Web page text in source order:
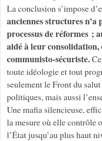
La conclusion s’impose
anciennes structures n’a
processus de réformes ;
aidé à leur
communisto-sécuriste.
toute idéologie et tout
seulement le Front du
politiques, mais aussi
Une mafia silencieuse,
la mesure où elle contrôle
l’État jusqu’au plus haut